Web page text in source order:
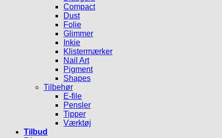
Compact
Dust
Folie
Glimmer
Inkie
Klistermærker
Nail Art
Pigment
Shapes
Tilbehør
E-file
Pensler
Tipper
Værktøj
Tilbud